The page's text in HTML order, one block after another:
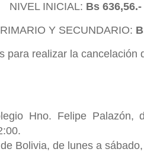
NIVEL INICIAL: Bs 636,56.-
Y SECUNDARIO:
para realizar la cancelación
Hno. Felipe Palazón,
Bolivia, de lunes a